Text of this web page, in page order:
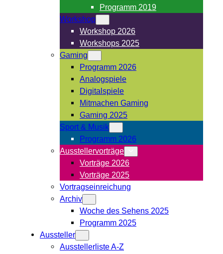
Programm 2019
Workshop
Workshop 2026
Workshops 2025
Gaming
Programm 2026
Analogspiele
Digitalspiele
Mitmachen Gaming
Gaming 2025
Sport & Musik
Programm 2026
Ausstellervorträge
Vorträge 2026
Vorträge 2025
Vortragseinreichung
Archiv
Woche des Sehens 2025
Programm 2025
Aussteller
Ausstellerliste A-Z